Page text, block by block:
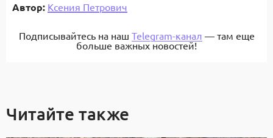
Автор: Ксения Петрович
Подписывайтесь на наш Telegram-канал — там еще
больше важных новостей!
Читайте также